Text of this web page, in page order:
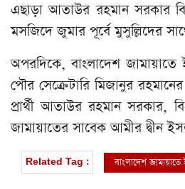
এছাড়া আতাউর রহমান সরকার
মসজিদে জুমার পূর্বে মুসুল্লিদের
অপরদিকে, বাংলাদেশ জামায়াতে
পৌর সেক্রেটারি মিজানুর
প্রার্থী আতাউর রহমান সরকার,
জামায়াতের সাবেক আমীর দ্বীন
Related Tag : বাংলাদেশ জামায়াতে